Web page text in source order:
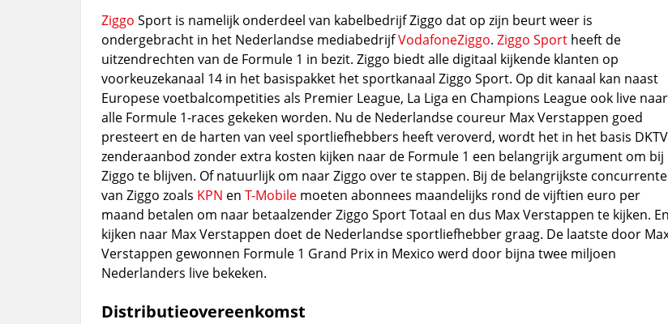
Ziggo Sport is namelijk onderdeel van kabelbedrijf Ziggo dat op zijn beurt weer is
ondergebracht in het Nederlandse mediabedrijfVodafoneZiggo. Ziggo Sportheeft de
uitzendrechten van de Formule 1 in bezit. Ziggo biedt alle digitaal kijkende klanten op
voorkeuzekanaal 14 in het basispakket het sportkanaal Ziggo Sport. Op dit kanaal kan naast
Europese voetbalcompetities als Premier League, La Liga en Champions League ook live naar
alle Formule 1-races gekeken worden. Nu de Nederlandse coureur Max Verstappen goed
presteert en de harten van veel sportliefhebbers heeft veroverd, wordt het in het basis
zenderaanbod zonder extra kosten kijken naar de Formule 1 een belangrijk argument om bij
Ziggo te blijven. Of natuurlijk om naar Ziggo over te stappen. Bij de belangrijkste
van Ziggo zoals KPN en T-Mobilemoeten abonnees maandelijks rond de vijftien euro per
maand betalen om naar betaalzender Ziggo Sport Totaal en dus Max Verstappen te kijken. En
kijken naar Max Verstappen doet de Nederlandse sportliefhebber graag. De laatste door
Verstappen gewonnen Formule 1 Grand Prix in Mexico werd door bijna twee miljoen
Nederlanders live bekeken.
Distributieovereenkomst